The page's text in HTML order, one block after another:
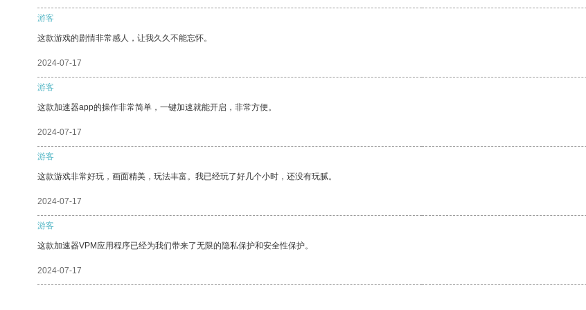
游客
这款游戏的剧情非常感人，让我久久不能忘怀。
2024-07-17
游客
这款加速器app的操作非常简单，一键加速就能开启，非常方便。
2024-07-17
游客
这款游戏非常好玩，画面精美，玩法丰富。我已经玩了好几个小时，还没有玩腻。
2024-07-17
游客
这款加速器VPM应用程序已经为我们带来了无限的隐私保护和安全性保护。
2024-07-17